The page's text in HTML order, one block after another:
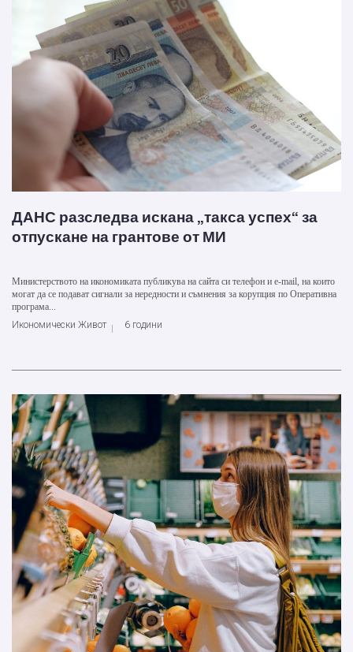
ДАНС разследва искана „такса успех“ за
отпускане на грантове от МИ
Министерството на икономиката публикува на сайта си телефон и e-mail, на които
могат да се подават сигнали за нередности и съмнения за корупция по Оперативна
програма...
Икономически Живот
6 години